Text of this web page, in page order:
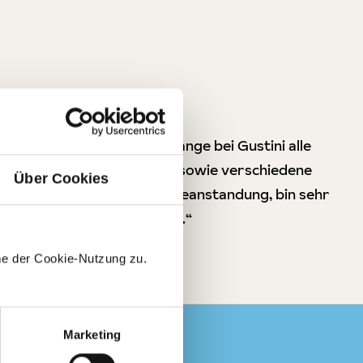
Über Cookies
der Cookie-Nutzung zu.
Marketing
„Ich bestelle schon sehr lange bei Gustini alle
möglichen Delikatessen , sowie verschiedene
Weine, bis jetzt nie eine Beanstandung, bin sehr
zufrieden. Immer wieder...“